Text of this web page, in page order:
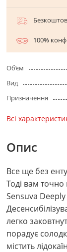
100%
Об’єм
Вид
Призначення
Всі
Опис
Все ще без
Тоді вам точно
Sensuva
легко
порадує
містить